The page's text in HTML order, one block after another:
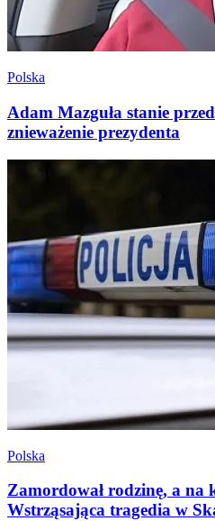
Polska
Adam Mazguła stanie
znieważenie prezydenta
Polska
Zamordował rodzinę, a na
Wstrząsająca tragedia w